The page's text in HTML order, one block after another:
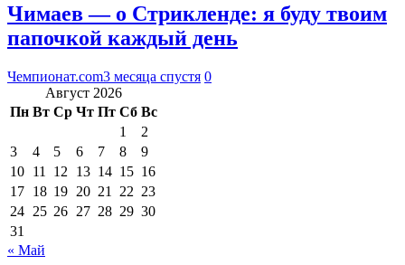
Чимаев — о Стрикленде: я буду твоим
папочкой каждый день
Чемпионат.com3 месяца спустя 0
Август 2026
Пн Вт Ср Чт Пт Сб Вс
1
2
3
4 5 6 7 8
9
10 11 12 13 14 15 16
17 18 19 20 21 22 23
24 25 26 27 28 29 30
31
« Май